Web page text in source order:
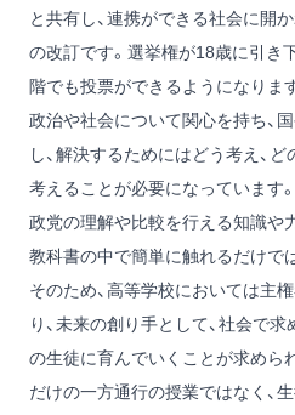
と共有し、連携ができる社会に開
の改訂です。選挙権が18歳に引き
階でも投票ができるようになります
政治や社会について関心を持ち、
し、解決するためにはどう考え、
考えることが必要になっています
政党の理解や比較を行える知識や
教科書の中で簡単に触れるだけで
そのため、高等学校においては主
り、未来の創り手として、社会で
の生徒に育んでいくことが求めら
だけの一方通行の授業ではなく、